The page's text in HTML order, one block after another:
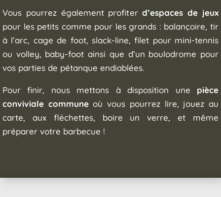
Vous pourrez également profiterd’espaces de jeux
pour les petits comme pour les grands : balançoire, tir
à l’arc, cage de foot, slack-line, filet pour mini-tennis
ou volley, baby-foot ainsi que d’un boulodrome pour
vos parties de pétanque endiablées.
Pour finir, nous mettons à disposition une pièce
conviviale communeoù vous pourrez lire, jouez au
carte, aux fléchettes, boire un verre, et même
préparer votre barbecue !